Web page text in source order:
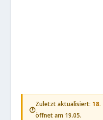
🕐
Zuletzt aktualisiert: 18.
öffnet am 19.05.